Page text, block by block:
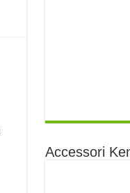
Accessori